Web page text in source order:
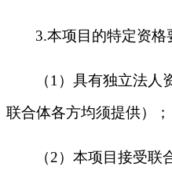
3.本项目的特定资格
（1）具有独立法
联合体各方均须提供）；
（2）本项目接受